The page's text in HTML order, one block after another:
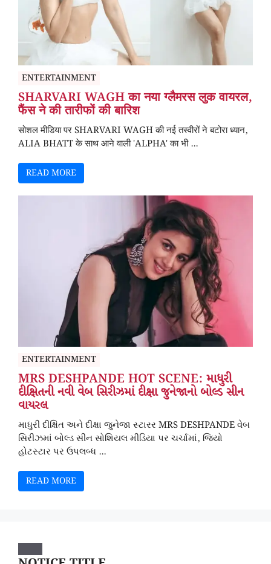
ENTERTAINMENT
SHARVARI WAGH का नया ग्लैमरस लुक वायरल,
फैंस ने की तारीफों की बारिश
सोशल मीडिया पर SHARVARI WAGH की नई तस्वीरों ने बटोरा ध्यान,
ALIA BHATT के साथ आने वाली 'ALPHA' का भी ...
READ MORE
ENTERTAINMENT
MRS DESHPANDE HOT SCENE: માધુરી
દીક્ષિતની નવી વેબ સિરીઝમાં દીક્ષા જુનેજાનો બોલ્ડ સીન
વાયરલ
માધુરી દીક્ષિત અને દીક્ષા જુનેજા સ્ટારર MRS DESHPANDE વેબ
સિરીઝમાં બોલ્ડ સીન સોશિયલ મીડિયા પર ચર્ચામાં, જિયો
હોટસ્ટાર પર ઉપલબ્ધ ...
READ MORE